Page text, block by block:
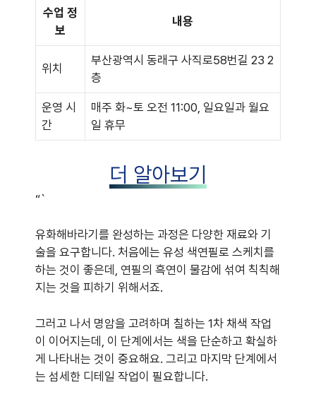
수업 정
보
내용
위치
부산광역시 동래구 사직로58번길 23 2
층
운영 시
간
매주 화~토 오전 11:00, 일요일과 월요
일 휴무
더 알아보기
“`
유화해바라기를 완성하는 과정은 다양한 재료와 기
술을 요구합니다. 처음에는 유성 색연필로 스케치를
하는 것이 좋은데, 연필의 흑연이 물감에 섞여 칙칙해
지는 것을 피하기 위해서죠.
그러고 나서 명암을 고려하며 칠하는 1차 채색 작업
이 이어지는데, 이 단계에서는 색을 단순하고 확실하
게 나타내는 것이 중요해요. 그리고 마지막 단계에서
는 섬세한 디테일 작업이 필요합니다.